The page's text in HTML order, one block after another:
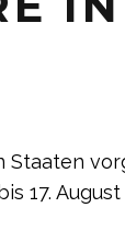
Staaten
17.